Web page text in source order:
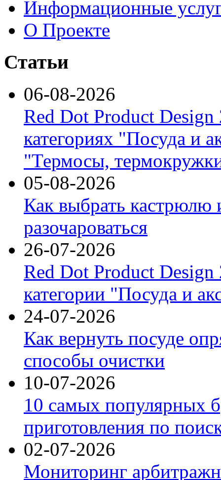
Информационные
О Проекте
Статьи
06-08-2026
Red Dot Product Design
категориях "Посуда и
"Термосы,
05-08-2026
Как выбрать кастрюлю
разочароваться
26-07-2026
Red Dot Product Design
категории "Посуда и
24-07-2026
Как вернуть посуде
способы очистки
10-07-2026
10 самых популярных
приготовления по
02-07-2026
Мониторинг